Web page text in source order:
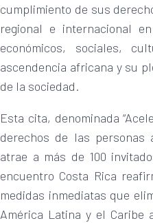
cumplimiento de sus
regional e internacional
económicos, sociales,
ascendencia africana y su
de la sociedad.
Esta cita, denominada
derechos de las personas
atrae a más de 100
encuentro Costa Rica
medidas inmediatas que
América Latina y el Caribe